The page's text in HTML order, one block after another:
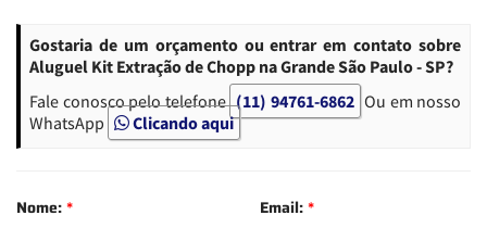
Gostaria de um orçamento ou entrar em contato sobre
Aluguel Kit Extração de Chopp na Grande São Paulo - SP?
Fale conosco pelo telefone (11) 94761-6862 Ou em nosso
WhatsApp
Clicando aqui
Nome:* Email:*